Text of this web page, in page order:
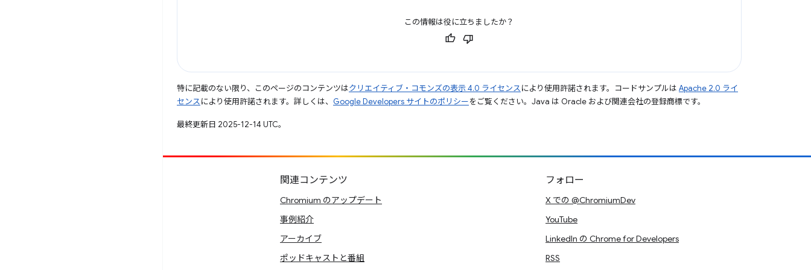
この情報は役に立ちましたか？
特に記載のない限り、このページのコンテンツはクリエイティブ・コモンズの表示 4.0 ライセンスにより使用許諾されます。コードサンプルは Apache 2.0 ライ
センスにより使用許諾されます。詳しくは、 Google Developers サイトのポリシーをご覧ください。Java は Oracle および関連会社の登録商標です。
最終更新日 2025-12-14 UTC。
関連コンテンツ
Chromium のアップデート
事例紹介
アーカイブ
ポッドキャストと番組
フォロー
X での @ChromiumDev
YouTube
LinkedIn の Chrome for Developers
RSS